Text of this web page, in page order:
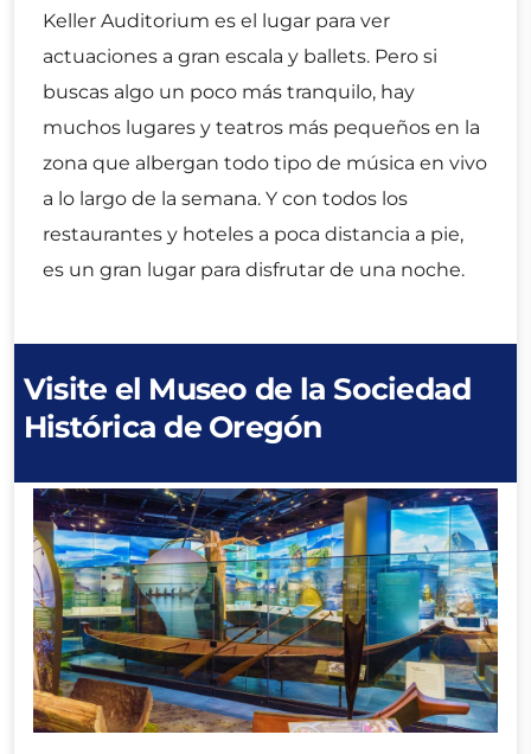
Keller Auditorium es el lugar para ver
actuaciones a gran escala y ballets. Pero si
buscas algo un poco más tranquilo, hay
muchos lugares y teatros más pequeños en la
zona que albergan todo tipo de música en vivo
a lo largo de la semana. Y con todos los
restaurantes y hoteles a poca distancia a pie,
es un gran lugar para disfrutar de una noche.
Visite el Museo de la Sociedad
Histórica de Oregón